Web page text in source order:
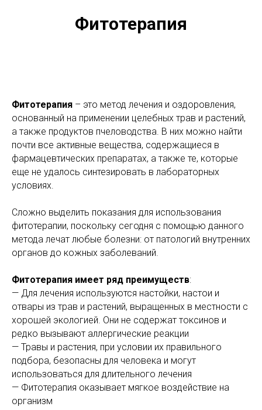
Фитотерапия
Фитотерапия – это метод лечения и оздоровления,
основанный на применении целебных трав и растений,
а также продуктов пчеловодства. В них можно найти
почти все активные вещества, содержащиеся в
фармацевтических препаратах, а также те, которые
еще не удалось синтезировать в лабораторных
условиях.
Сложно выделить показания для использования
фитотерапии, поскольку сегодня с помощью данного
метода лечат любые болезни: от патологий внутренних
органов до кожных заболеваний.
Фитотерапия имеет ряд преимуществ:
— Для лечения используются настойки, настои и
отвары из трав и растений, выращенных в местности с
хорошей экологией. Они не содержат токсинов и
редко вызывают аллергические реакции
— Травы и растения, при условии их правильного
подбора, безопасны для человека и могут
использоваться для длительного лечения
— Фитотерапия оказывает мягкое воздействие на
организм